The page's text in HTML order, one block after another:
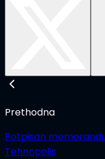
Prethodna
Potpisan
Tehnopolis